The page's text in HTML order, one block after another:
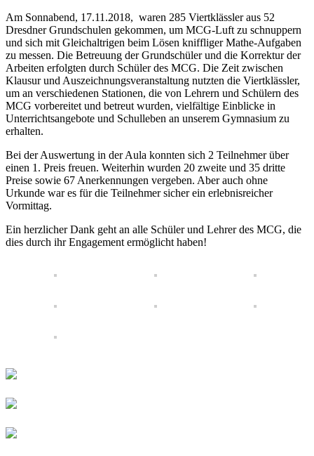
Am Sonnabend, 17.11.2018, waren 285 Viertklässler aus 52
Dresdner Grundschulen gekommen, um MCG-Luft zu schnuppern
und sich mit Gleichaltrigen beim Lösen kniffliger Mathe-Aufgaben
zu messen. Die Betreuung der Grundschüler und die Korrektur der
Arbeiten erfolgten durch Schüler des MCG. Die Zeit zwischen
Klausur und Auszeichnungsveranstaltung nutzten die Viertklässler,
um an verschiedenen Stationen, die von Lehrern und Schülern des
MCG vorbereitet und betreut wurden, vielfältige Einblicke in
Unterrichtsangebote und Schulleben an unserem Gymnasium zu
erhalten.
Bei der Auswertung in der Aula konnten sich 2 Teilnehmer über
einen 1. Preis freuen. Weiterhin wurden 20 zweite und 35 dritte
Preise sowie 67 Anerkennungen vergeben. Aber auch ohne
Urkunde war es für die Teilnehmer sicher ein erlebnisreicher
Vormittag.
Ein herzlicher Dank geht an alle Schüler und Lehrer des MCG, die
dies durch ihr Engagement ermöglicht haben!